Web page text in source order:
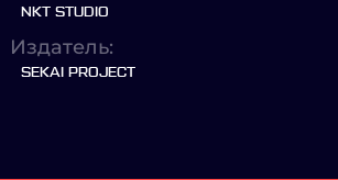
NKT STUDIO
Издатель:
SEKAI PROJECT